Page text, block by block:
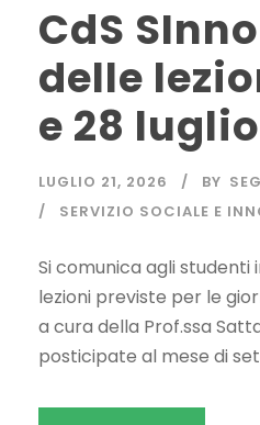
CdS
delle
e 28
LUGLIO 21, 2026 BY
SERVIZIO SOCIALE E
Si comunica agli studenti
lezioni previste per le
a cura della Prof.ssa
posticipate al mese di